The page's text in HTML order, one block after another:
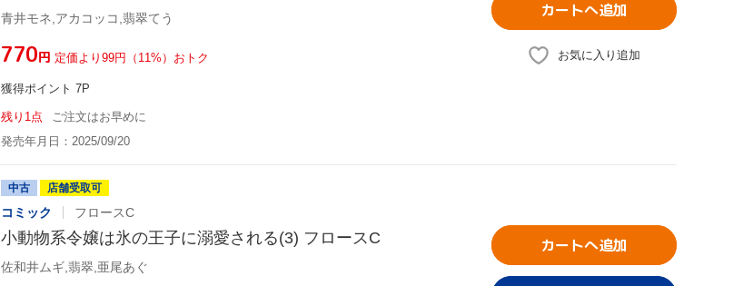
青井モネ,アカコッコ,翡翠てう
¥770円 定価より99円（11%）おトク
獲得ポイント 7P
残り1点
ご注文はお早めに
発売年月日：2025/09/20
カートへ追加
お気に入り追加
中古 店舗受取可
コミック フロースC
小動物系令嬢は氷の王子に溺愛される(3) フロースC
佐和井ムギ,翡翠,亜尾あぐ
カートへ追加